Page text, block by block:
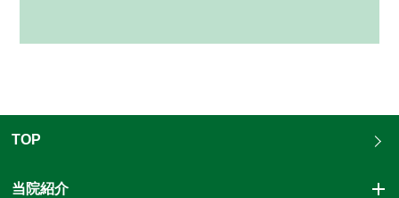
TOP
当院紹介